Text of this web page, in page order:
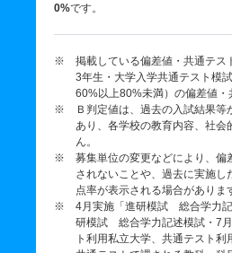
0%です。
※ 掲載している偏差値・共通テス
3年生・大学入学共通テスト模
60%以上80%未満）の偏差値・
※ Ｂ判定値は、過去の入試結果等
あり、各学校の教育内容、社会
ん。
※ 募集単位の変更などにより、偏
されないことや、過去に実施
点率が表示される場合がありま
※ 4月実施「進研模試 総合学力記
研模試 総合学力記述模試・7
ト利用私立大学、共通テスト